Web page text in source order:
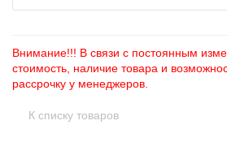
Внимание!!! В связи с постоянным
стоимость, наличие товара и
рассрочку у менеджеров.
К списку товаров